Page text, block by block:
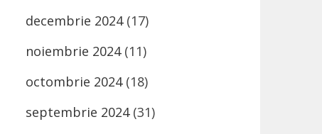
decembrie 2024(17)
noiembrie 2024(11)
octombrie 2024(18)
septembrie 2024(31)